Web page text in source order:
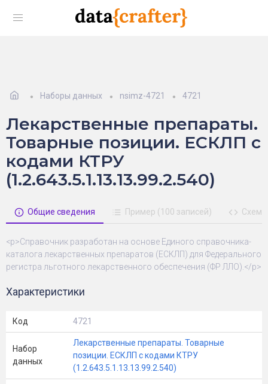
Наборы данных nsimz-4721 4721
Лекарственные препараты.
Товарные позиции. ЕСКЛП с
кодами КТРУ
(1.2.643.5.1.13.13.99.2.540)
Общие сведения Пример (100 записей) Схема
<p>Справочник разработан на основе Единого справочника-
каталога лекарственных препаратов (ЕСКЛП) для Федерального
регистра льготного лекарственного обеспечения (ФР ЛЛО).</p>
Характеристики
Код 4721
Набор
данных
Лекарственные препараты. Товарные
позиции. ЕСКЛП с кодами КТРУ
(1.2.643.5.1.13.13.99.2.540)